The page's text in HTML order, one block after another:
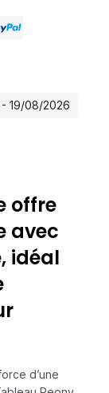
19/08/2026
offre
avec
idéal
d’une